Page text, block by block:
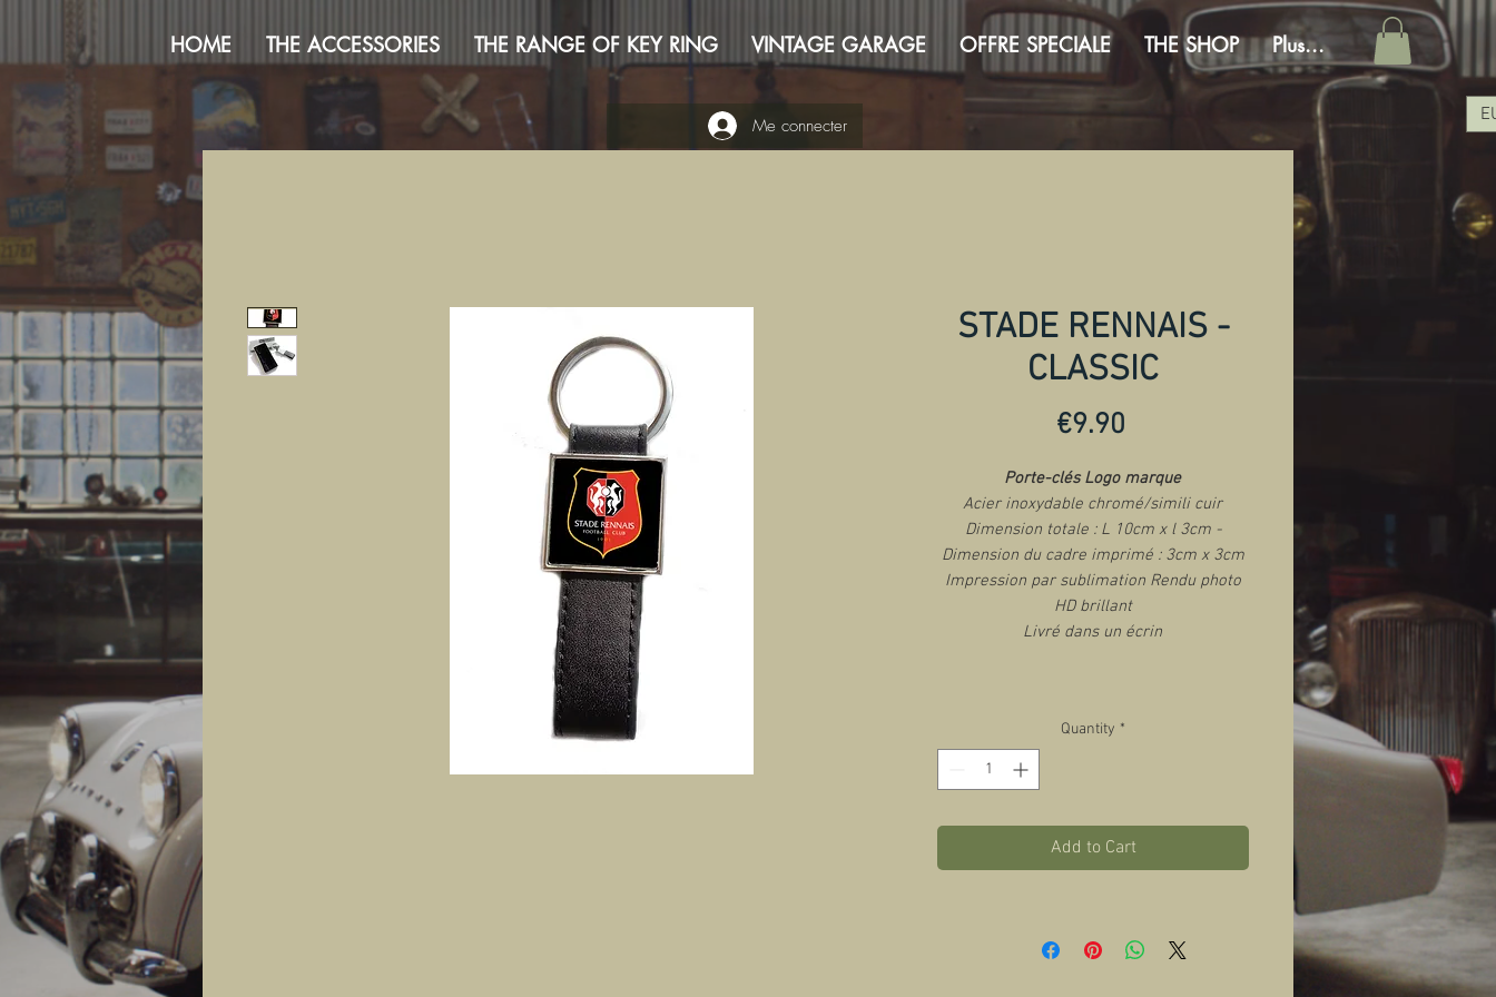
HOME THE ACCESSORIES THE RANGE OF KEY RING VINTAGE GARAGE OFFRE SPECIALE THE SHOP Plus...
Me connecter
STADE RENNAIS -
CLASSIC
€9.90Price
Porte-clés Logo marque
Acier inoxydable chromé/simili cuir
Dimension totale : L 10cm x l 3cm -
Dimension du cadre imprimé : 3cm x 3cm
Impression par sublimation Rendu photo
HD brillant
Livré dans un écrin
Quantity *
Add to Cart